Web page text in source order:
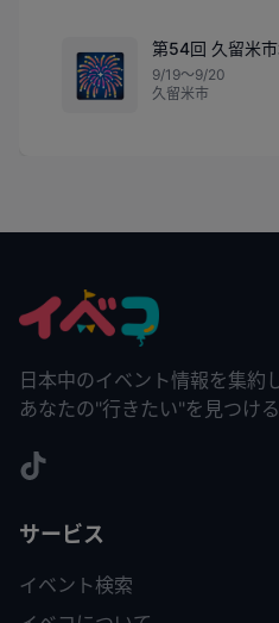
🎆
第54回 久留米
9/19〜9/20
久留米市
日本中のイベント情報を集約し
あなたの"行きたい"を見つけ
サービス
イベント検索